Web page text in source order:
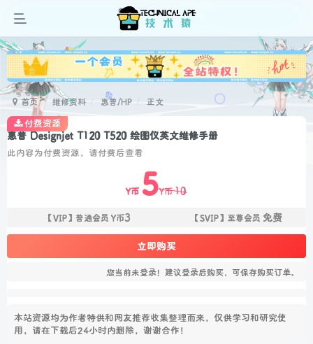
广告
首页 维修资料 惠普/HP 正文
惠普 Designjet T120 T520 绘图仪英文维修手册
此内容为付费资源，请付费后查看
Y币 5Y币10
【VIP】普通会员 Y币3 【SVIP】至尊会员 免费
立即购买
您当前未登录！建议登录后购买，可保存购买订单。
本站资源均为作者特供和网友推荐收集整理而来，仅供学习和研究使
用，请在下载后24小时内删除，谢谢合作！
付费资源